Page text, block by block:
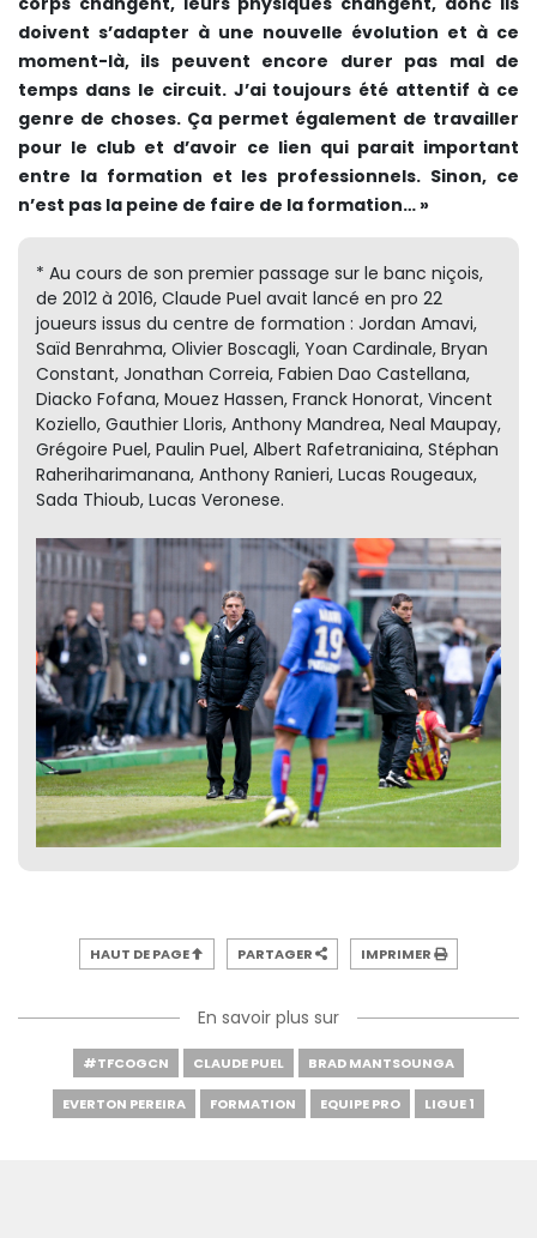
doivent s’adapter à une nouvelle évolution et à ce
moment-là, ils peuvent encore durer pas mal de
temps dans le circuit. J’ai toujours été attentif à ce
genre de choses. Ça permet également de travailler
pour le club et d’avoir ce lien qui parait important
entre la formation et les professionnels. Sinon, ce
n’est pas la peine de faire de la formation… »
* Au cours de son premier passage sur le banc niçois,
de 2012 à 2016, Claude Puel avait lancé en pro 22
joueurs issus du centre de formation : Jordan Amavi,
Saïd Benrahma, Olivier Boscagli, Yoan Cardinale, Bryan
Constant, Jonathan Correia, Fabien Dao Castellana,
Diacko Fofana, Mouez Hassen, Franck Honorat, Vincent
Koziello, Gauthier Lloris, Anthony Mandrea, Neal Maupay,
Grégoire Puel, Paulin Puel, Albert Rafetraniaina, Stéphan
Raheriharimanana, Anthony Ranieri, Lucas Rougeaux,
Sada Thioub, Lucas Veronese.
HAUT DE PAGE PARTAGER IMPRIMER
En savoir plus sur
#TFCOGCN CLAUDE PUEL BRAD MANTSOUNGA
EVERTON PEREIRA FORMATION EQUIPE PRO LIGUE 1